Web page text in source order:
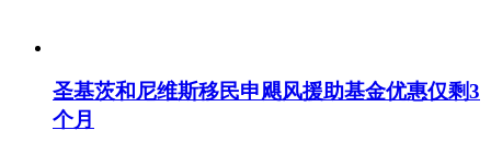
圣基茨和尼维斯移民申飓风援助基金优惠仅剩3
个月